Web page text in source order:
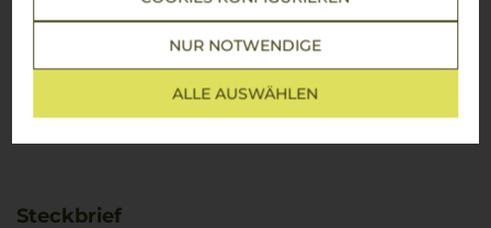
NUR NOTWENDIGE
ALLE AUSWÄHLEN
Steckbrief